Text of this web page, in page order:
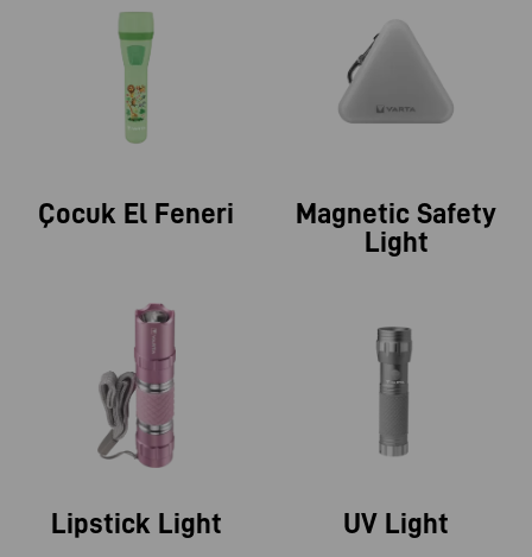
Çocuk El Feneri
Magnetic Safety
Light
Lipstick Light UV Light